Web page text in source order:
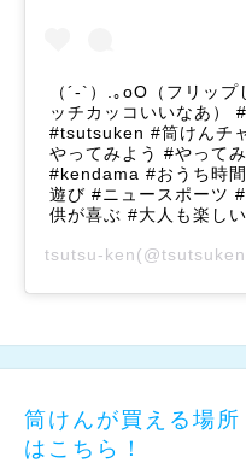
（´-`）.｡oO（フリッ
ッチカッコいいなあ）
#tsutsuken #筒けんチ
やってみよう #やって
#kendama #おうち時
遊び #ニュースポーツ
供が喜ぶ #大人も楽しい
tsutsu-ken
筒けんが買える場所
はこちら！